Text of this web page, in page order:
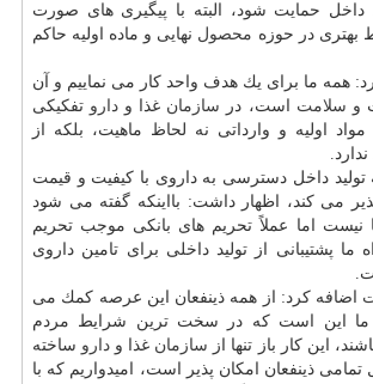
داخل حمایت شود، البته با پیگیری های صورت
بهتری در حوزه محصول نهایی و ماده اولیه حاكم
همه ما برای یك هدف واحد كار می نماییم و آن
و سلامت است، در سازمان غذا و دارو تفكیكی
مواد اولیه و وارداتی نه لحاظ ماهیت، بلكه از
تولید داخل دسترسی به داروی با كیفیت و قیمت
می كند، اظهار داشت: بااینكه گفته می شود
نیست اما عملاً تحریم های بانكی موجب تحریم
ما پشتیبانی از تولید داخلی برای تامین داروی
اضافه كرد: از همه ذینفعان این عرصه كمك می
ما این است كه در سخت ترین شرایط مردم
این كار باز تنها از سازمان غذا و دارو ساخته
تمامی ذینفعان امكان پذیر است، امیدواریم كه با